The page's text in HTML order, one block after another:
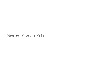
Seite 7 von 46